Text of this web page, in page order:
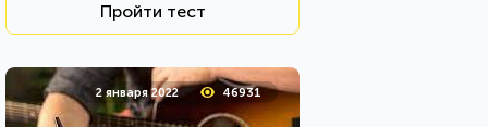
Пройти тест
2 января 2022 46931